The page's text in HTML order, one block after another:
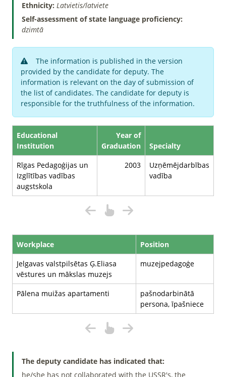
Ethnicity: Latvietis/latviete
Self-assessment of state language proficiency:
dzimtā
The information is published in the version
provided by the candidate for deputy. The
information is relevant on the day of submission of
the list of candidates. The candidate for deputy is
responsible for the truthfulness of the information.
Educational
Institution
Year of
Graduation
Specialty
Rīgas Pedagoģijas un
Izglītības vadības
augstskola
2003
Uzņēmējdarbības
vadība
Workplace
Position
Jelgavas valstpilsētas Ģ.Eliasa
vēstures un mākslas muzejs
muzejpedagoģe
Pālena muižas apartamenti
pašnodarbinātā
persona, īpašniece
The deputy candidate has indicated that:
he/she has not collaborated with the USSR's, the